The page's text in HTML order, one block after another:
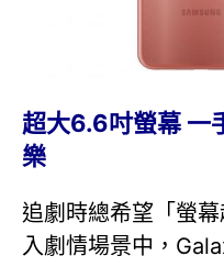
超大6.6吋螢幕 一
樂
追劇時總希望「螢
入劇情場景中，